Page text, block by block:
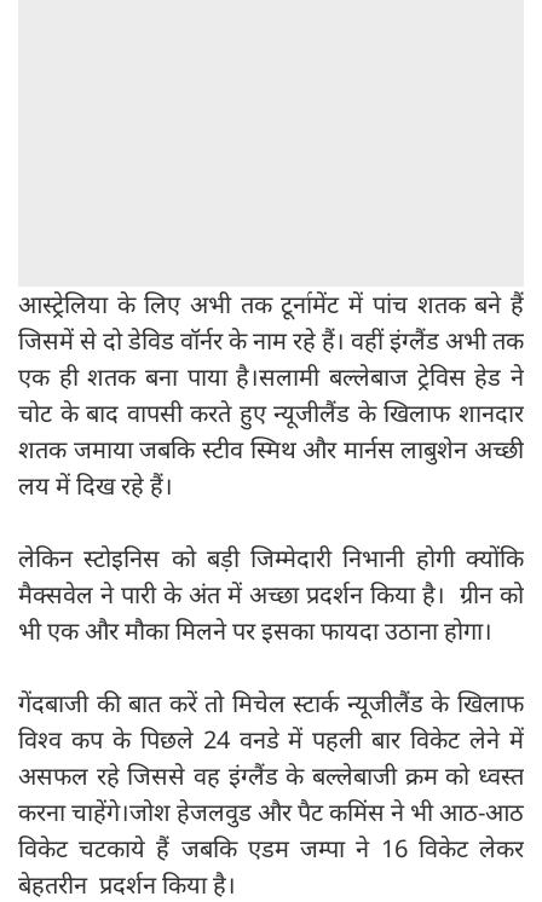
आस्ट्रेलिया के लिए अभी तक टूर्नामेंट में पांच शतक बने हैं
जिसमें से दो डेविड वॉर्नर के नाम रहे हैं। वहीं इंग्लैंड अभी तक
एक ही शतक बना पाया है।सलामी बल्लेबाज ट्रेविस हेड ने
चोट के बाद वापसी करते हुए न्यूजीलैंड के खिलाफ शानदार
शतक जमाया जबकि स्टीव स्मिथ और मार्नस लाबुशेन अच्छी
लय में दिख रहे हैं।
लेकिन स्टोइनिस को बड़ी जिम्मेदारी निभानी होगी क्योंकि
मैक्सवेल ने पारी के अंत में अच्छा प्रदर्शन किया है। ग्रीन को
भी एक और मौका मिलने पर इसका फायदा उठाना होगा।
गेंदबाजी की बात करें तो मिचेल स्टार्क न्यूजीलैंड के खिलाफ
विश्व कप के पिछले 24 वनडे में पहली बार विकेट लेने में
असफल रहे जिससे वह इंग्लैंड के बल्लेबाजी क्रम को ध्वस्त
करना चाहेंगे।जोश हेजलवुड और पैट कमिंस ने भी आठ-आठ
विकेट चटकाये हैं जबकि एडम जम्पा ने 16 विकेट लेकर
बेहतरीन प्रदर्शन किया है।